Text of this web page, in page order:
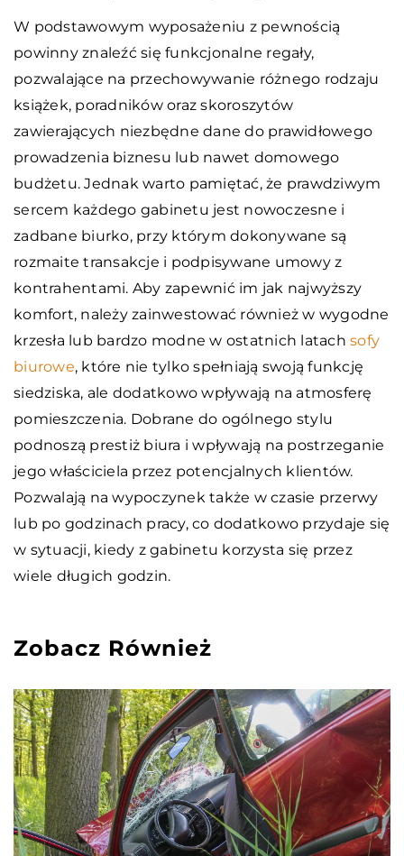
W podstawowym wyposażeniu z pewnością
powinny znaleźć się funkcjonalne regały,
pozwalające na przechowywanie różnego rodzaju
książek, poradników oraz skoroszytów
zawierających niezbędne dane do prawidłowego
prowadzenia biznesu lub nawet domowego
budżetu. Jednak warto pamiętać, że prawdziwym
sercem każdego gabinetu jest nowoczesne i
zadbane biurko, przy którym dokonywane są
rozmaite transakcje i podpisywane umowy z
kontrahentami. Aby zapewnić im jak najwyższy
komfort, należy zainwestować również w wygodne
krzesła lub bardzo modne w ostatnich latach sofy
biurowe, które nie tylko spełniają swoją funkcję
siedziska, ale dodatkowo wpływają na atmosferę
pomieszczenia. Dobrane do ogólnego stylu
podnoszą prestiż biura i wpływają na postrzeganie
jego właściciela przez potencjalnych klientów.
Pozwalają na wypoczynek także w czasie przerwy
lub po godzinach pracy, co dodatkowo przydaje się
w sytuacji, kiedy z gabinetu korzysta się przez
wiele długich godzin.
Zobacz Również